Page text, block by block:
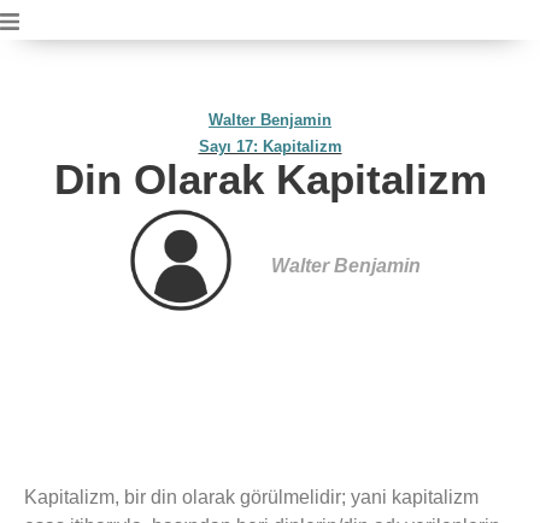
Walter Benjamin
Sayı 17: Kapitalizm
Din Olarak Kapitalizm
Walter Benjamin
Kapitalizm, bir din olarak görülmelidir; yani kapitalizm